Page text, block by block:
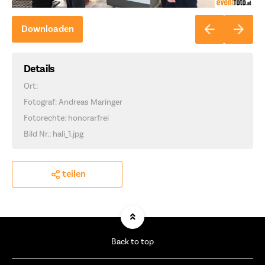
Downloaden
Details
Ort:
Fotograf: Andreas Maringer
Fotorechte: honorarfrei
Bild Nr.: hali_1.jpg
teilen
Back to top